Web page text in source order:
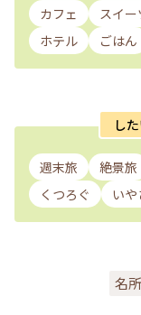
カフェ スイー
ホテル
ごはん
し
週末旅 絶景旅
くつろぐ
いや
名